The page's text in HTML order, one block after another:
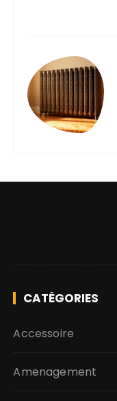
CATÉGORIES
Accessoire
Amenagement